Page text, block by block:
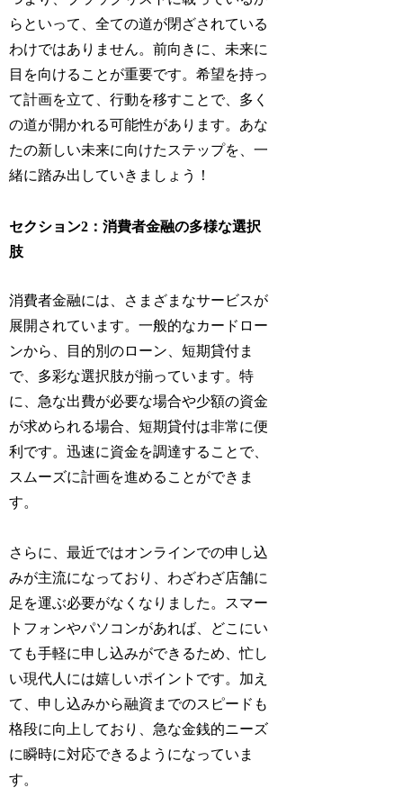
らといって、全ての道が閉ざされている
わけではありません。前向きに、未来に
目を向けることが重要です。希望を持っ
て計画を立て、行動を移すことで、多く
の道が開かれる可能性があります。あな
たの新しい未来に向けたステップを、一
緒に踏み出していきましょう！
セクション2：消費者金融の多様な選択
肢
消費者金融には、さまざまなサービスが
展開されています。一般的なカードロー
ンから、目的別のローン、短期貸付ま
で、多彩な選択肢が揃っています。特
に、急な出費が必要な場合や少額の資金
が求められる場合、短期貸付は非常に便
利です。迅速に資金を調達することで、
スムーズに計画を進めることができま
す。
さらに、最近ではオンラインでの申し込
みが主流になっており、わざわざ店舗に
足を運ぶ必要がなくなりました。スマー
トフォンやパソコンがあれば、どこにい
ても手軽に申し込みができるため、忙し
い現代人には嬉しいポイントです。加え
て、申し込みから融資までのスピードも
格段に向上しており、急な金銭的ニーズ
に瞬時に対応できるようになっていま
す。